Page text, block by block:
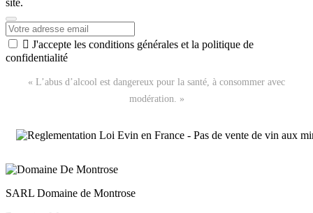
site.
 J'accepte les conditions générales et la politique de
confidentialité
« L’abus d’alcool est dangereux pour la santé, à consommer avec
modération. »
SARL Domaine de Montrose